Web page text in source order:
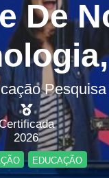
De
2026
EDUCAÇÃO